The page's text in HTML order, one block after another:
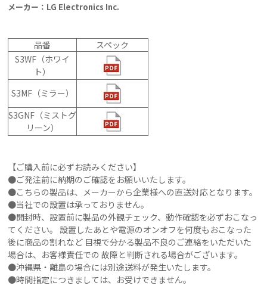
メーカー：LG Electronics Inc.
品番
スペック
S3WF（ホワイ
ト）
S3MF（ミラー）
S3GNF（ミストグ
リーン）
【ご購入前に必ずお読みください】
●ご発注前に納期のご確認をお願いいたします。
●こちらの製品は、メーカーから企業様への直送対応となります。
●当社での設置は承っておりません。
●開封時、設置前に製品の外観チェック、動作確認を必ずおこなっ
てください。 設置したあとや電源のオンオフを何度もおこなった
後に商品の割れなど 目視で分かる製品不良のご連絡をいただいた
場合は、お客様責任での 故障と判断される場合がございます。
●沖縄県・離島の場合には別途送料が発生いたします。
●時間指定につきましては、お受けできません。